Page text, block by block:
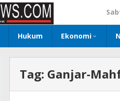
Hukum Ekonomi
Tag: Ganjar-